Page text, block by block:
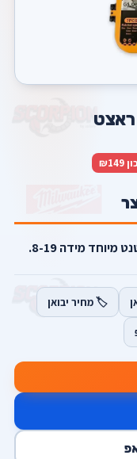
🏷️ מחיר יבואן